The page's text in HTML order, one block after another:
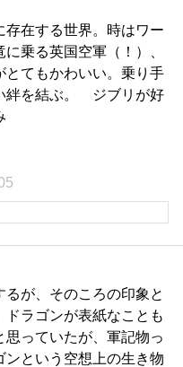
在する世界。時はワー
乗る英国空軍（！）、
てもかわいい。乗り手
絆を結ぶ。 ジブリが好
が、そのころの印象と
ドラゴンが表紙なことも
っていたが、軍記物っ
という空想上の生き物